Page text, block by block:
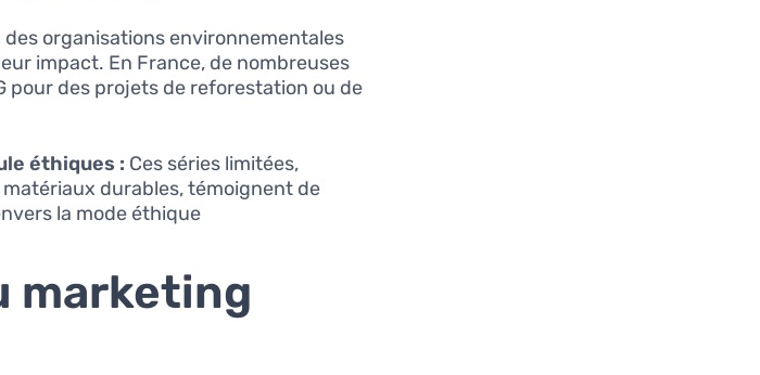
des organisations environnementales
impact. En France, de nombreuses
pour des projets de reforestation ou de
éthiques : Ces séries limitées,
durables, témoignent de
la mode éthique.
marketing